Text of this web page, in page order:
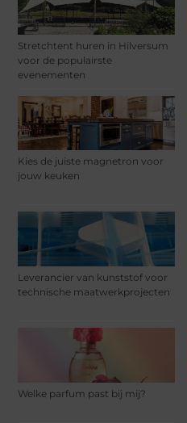
Stretchtent huren in Hilversum
voor de populairste
evenementen
Kies de juiste magnetron voor
jouw keuken
Leverancier van kunststof voor
technische maatwerkprojecten
Welke parfum past bij mij?